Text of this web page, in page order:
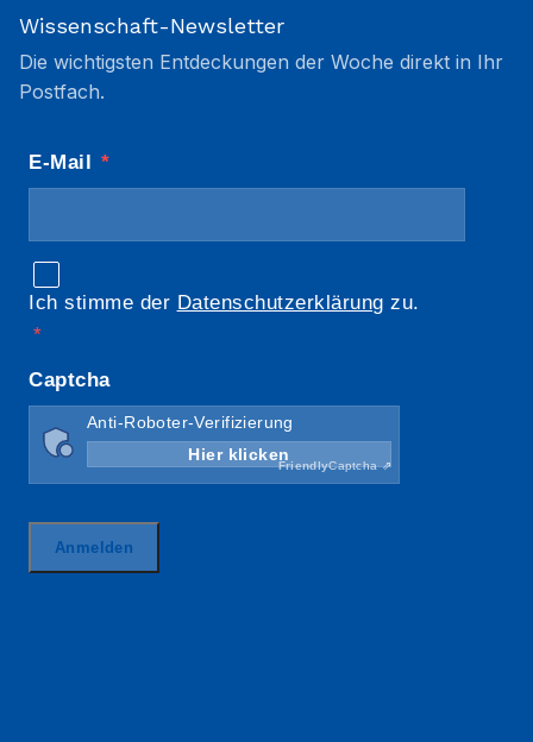
Wissenschaft-Newsletter
Die wichtigsten Entdeckungen der Woche direkt in Ihr
Postfach.